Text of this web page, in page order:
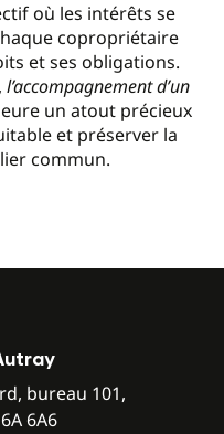
où les intérêts se
copropriétaire
et ses obligations.
l’accompagnement d’un
un atout précieux
et préserver la
commun.
bureau 101,
6A6